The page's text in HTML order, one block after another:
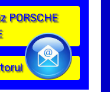
PORSCHE